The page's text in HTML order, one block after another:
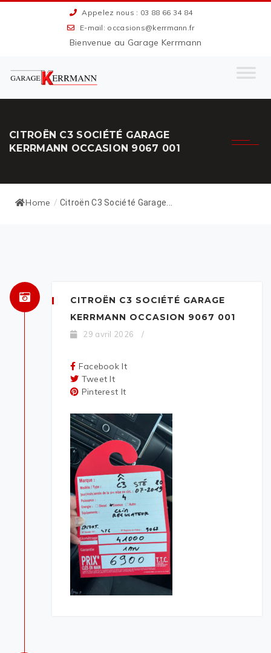
Appelez nous : 03 88 66 34 84
E-mail: occasions@kerrmann.fr
Bienvenue au Garage Kerrmann
CITROËN C3 SOCIÉTÉ GARAGE
KERRMANN OCCASION 9067 001
Home / Citroën C3 Société Garage...
CITROËN C3 SOCIÉTÉ GARAGE
KERRMANN OCCASION 9067 001
29 avril 2026 /
Facebook It
Tweet It
Pinterest It